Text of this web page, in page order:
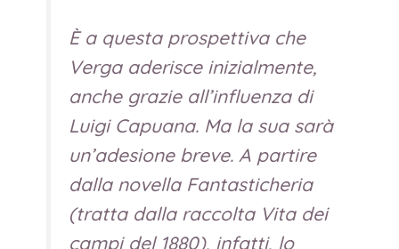
È a questa prospettiva che
Verga aderisce inizialmente,
anche grazie all’influenza di
Luigi Capuana. Ma la sua sarà
un’adesione breve. A partire
dalla novella Fantasticheria
(tratta dalla raccolta Vita dei
campi del 1880), infatti, lo